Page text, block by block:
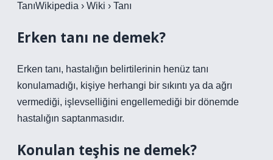
TanıWikipedia › Wiki › Tanı
Erken tanı ne demek?
Erken tanı, hastalığın belirtilerinin henüz tanı
konulamadığı, kişiye herhangi bir sıkıntı ya da ağrı
vermediği, işlevselliğini engellemediği bir dönemde
hastalığın saptanmasıdır.
Konulan teşhis ne demek?